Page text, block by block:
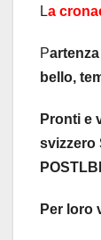
La
P
bello,
Pronti e
svizzero
Per loro